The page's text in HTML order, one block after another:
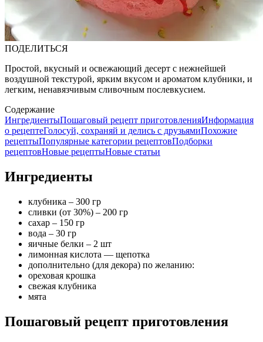
ПОДЕЛИТЬСЯ
Простой, вкусный и освежающий десерт с нежнейшей
воздушной текстурой, ярким вкусом и ароматом клубники, и
легким, ненавязчивым сливочным послевкусием.
Содержание
ИнгредиентыПошаговый рецепт приготовленияИнформация
о рецептеГолосуй, сохраняй и делись с друзьямиПохожие
рецептыПопулярные категории рецептовПодборки
рецептовНовые рецептыНовые статьи
Ингредиенты
клубника – 300 гр
сливки (от 30%) – 200 гр
сахар – 150 гр
вода – 30 гр
яичные белки – 2 шт
лимонная кислота — щепотка
дополнительно (для декора) по желанию:
ореховая крошка
свежая клубника
мята
Пошаговый рецепт приготовления